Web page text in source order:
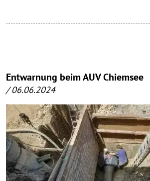
Entwarnung beim AUV Chiemsee
/ 06.06.2024